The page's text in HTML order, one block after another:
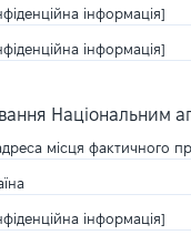
інформація]
інформація]
Національним
місця фактичного
інформація]